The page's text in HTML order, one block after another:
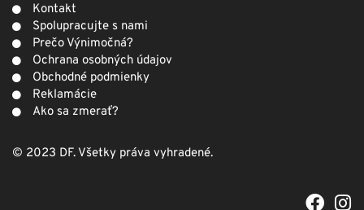
Kontakt
Spolupracujte s nami
Prečo Výnimočná?
Ochrana osobných údajov
Obchodné podmienky
Reklamácie
Ako sa zmerať?
© 2023 DF. Všetky práva vyhradené.
F I